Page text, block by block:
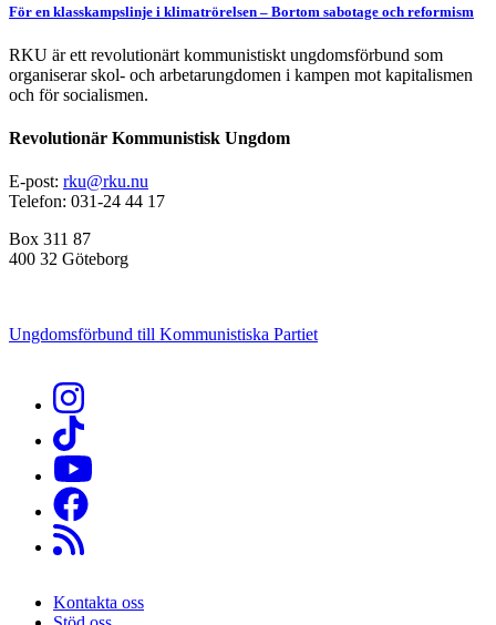
För en klasskampslinje i klimatrörelsen – Bortom sabotage och reformism
RKU är ett revolutionärt kommunistiskt ungdomsförbund som
organiserar skol- och arbetarungdomen i kampen mot kapitalismen
och för socialismen.
Revolutionär Kommunistisk Ungdom
E-post: rku@rku.nu
Telefon: 031-24 44 17
Box 311 87
400 32 Göteborg
Ungdomsförbund till Kommunistiska Partiet
Kontakta oss